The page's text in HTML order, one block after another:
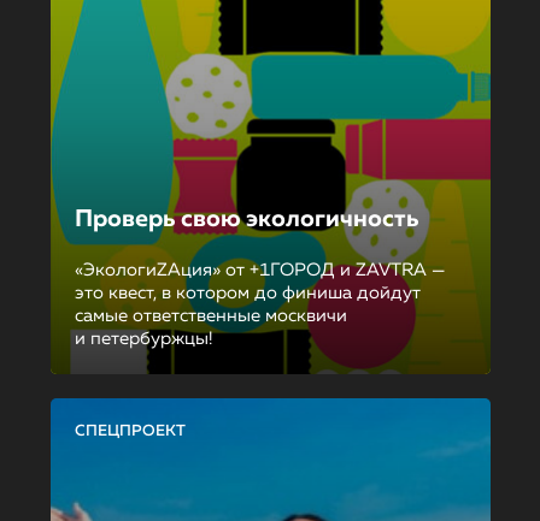
Проверь свою экологичность
«ЭкологиZAция» от +1ГОРОД и ZAVTRA —
это квест, в котором до финиша дойдут
самые ответственные москвичи
и петербуржцы!
СПЕЦПРОЕКТ